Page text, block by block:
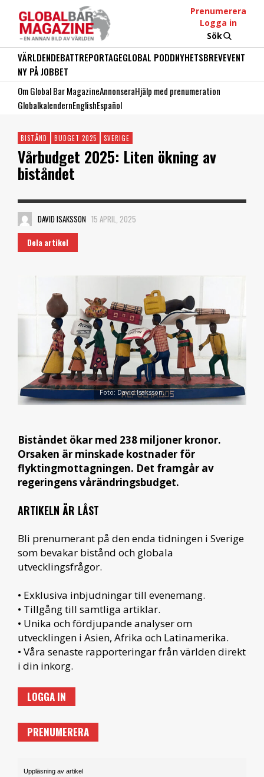
Prenumerera
Logga in
Sök
VÄRLDENDEBATTREPORTAGEGLOBAL PODDNYHETSBREVEVENT
NY PÅ JOBBET
Om Global Bar MagazineAnnonseraHjälp med prenumeration
GlobalkalendernEnglishEspañol
BISTÅND BUDGET 2025 SVERIGE
Vårbudget 2025: Liten ökning av
biståndet
DAVID ISAKSSON 15 APRIL, 2025
Dela artikel
Foto: David Isaksson.
Biståndet ökar med 238 miljoner kronor.
Orsaken är minskade kostnader för
flyktingmottagningen. Det framgår av
regeringens vårändringsbudget.
ARTIKELN ÄR LÅST
Bli prenumerant på den enda tidningen i Sverige
som bevakar bistånd och globala
utvecklingsfrågor.
• Exklusiva inbjudningar till evenemang.
• Tillgång till samtliga artiklar.
• Unika och fördjupande analyser om
utvecklingen i Asien, Afrika och Latinamerika.
• Våra senaste rapporteringar från världen direkt
i din inkorg.
LOGGA IN
PRENUMERERA
Uppläsning av artikel